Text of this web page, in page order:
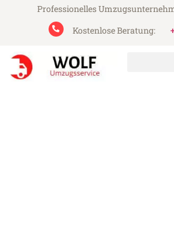
Professionelles
Kostenlose Beratung: